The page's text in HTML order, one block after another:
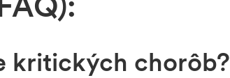
kritických chorôb?